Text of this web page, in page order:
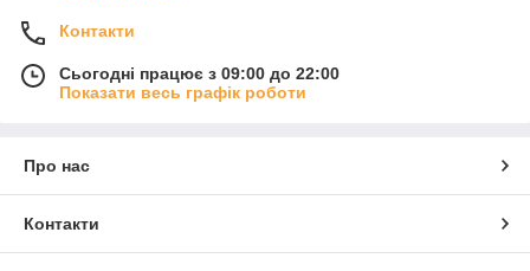
Контакти
Сьогодні працює з 09:00 до 22:00
Показати весь графік роботи
Про нас
Контакти